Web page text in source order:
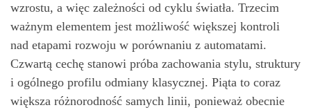
wzrostu, a więc zależności od cyklu światła. Trzecim
ważnym elementem jest możliwość większej kontroli
nad etapami rozwoju w porównaniu z automatami.
Czwartą cechę stanowi próba zachowania stylu, struktury
i ogólnego profilu odmiany klasycznej. Piąta to coraz
większa różnorodność samych linii, ponieważ obecnie